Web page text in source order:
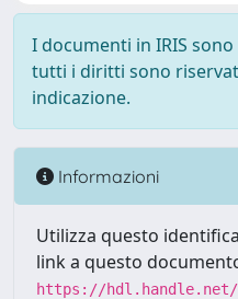
I documenti in IRIS
tutti i diritti sono
indicazione.
Informazioni
Utilizza questo
link a questo
https://hdl.handle.net/